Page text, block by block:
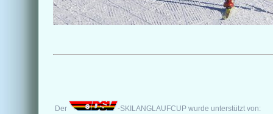
Der -SKILANGLAUFCUP wurde unterstützt von: